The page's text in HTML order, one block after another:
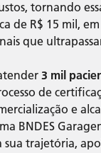
tornando
de R$ 15 mil,
que
3 mil
de
e
BNDES
trajetória,